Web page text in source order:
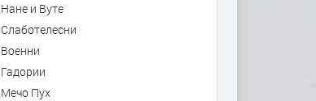
Нане и Вуте
Слаботелесни
Военни
Гадории
Мечо Пух